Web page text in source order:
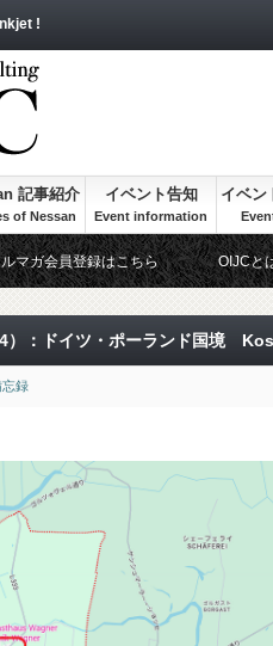
!
記事紹介 イベント告知 イベン
マガ会員登録はこちら OIJCと
）：ドイツ・ポーランド国境
忘録